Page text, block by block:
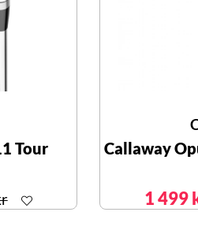
Tour
Callaway
1 499